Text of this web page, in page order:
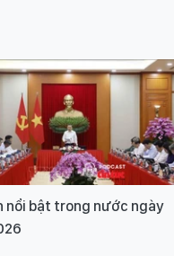
nổi bật trong nước ngày